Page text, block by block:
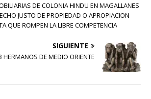
DE COLONIA HINDU EN MAGALLANES
JUSTO DE PROPIEDAD O APROPIACION
QUE ROMPEN LA LIBRE COMPETENCIA
SIGUIENTE
HERMANOS DE MEDIO ORIENTE